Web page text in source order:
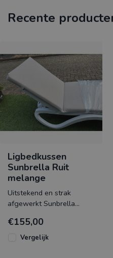
Recente
Ligbedkussen
Sunbrella Ruit
melange
Uitstekend en strak
afgewerkt Sunbrella
geproduceerd in
Nederland.
€155,00
Vergelijk